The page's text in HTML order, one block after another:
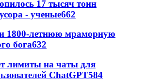
17 тысяч тонн
- ученые662
1800-летнюю мраморную
бога632
лимиты на чаты для
ChatGPT584